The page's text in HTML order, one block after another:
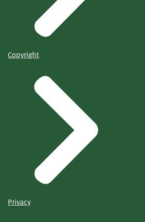
Copyright
Privacy